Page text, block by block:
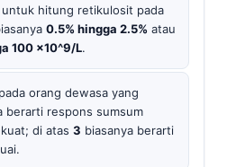
untuk hitung retikulosit pada
0.5% hingga 2.5% atau
100 ×10^9/L.
pada orang dewasa yang
berarti respons sumsum
di atas 3 biasanya berarti